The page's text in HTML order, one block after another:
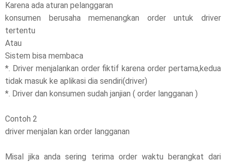
Karena ada aturan pelanggaran
konsumen berusaha memenangkan order untuk driver
tertentu
Atau
Sistem bisa membaca
*. Driver menjalankan order fiktif karena order pertama,kedua
tidak masuk ke aplikasi dia sendiri(driver)
*. Driver dan konsumen sudah janjian ( order langganan )
Contoh 2
driver menjalan kan order langganan
Misal jika anda sering terima order waktu berangkat dari